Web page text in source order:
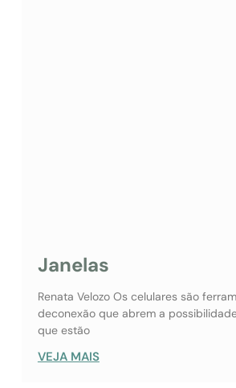
Janelas
Renata Velozo Os celulares são
deconexão que abrem a
que estão
VEJA MAIS